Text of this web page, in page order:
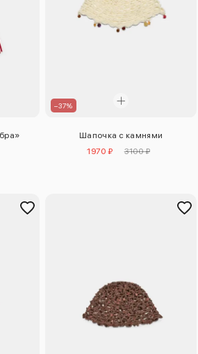
–37%
Шапочка с камнями
1970 ₽
3100 ₽